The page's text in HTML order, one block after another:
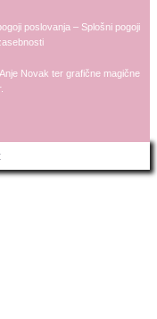
poslovanja – Splošni pogoji
Anje Novak ter grafične magične
.